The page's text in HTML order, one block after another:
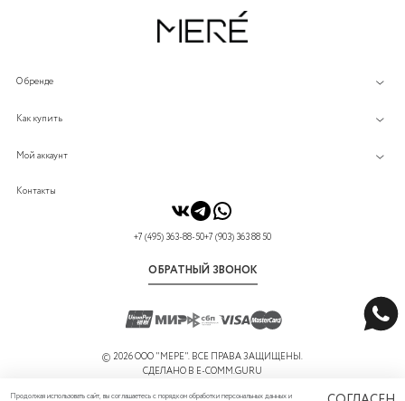
О бренде
Как купить
Мой аккаунт
Контакты
+7 (495) 363-88-50+7 (903) 363 88 50
ОБРАТНЫЙ ЗВОНОК
© 2026 ООО "МЕРЕ". ВСЕ ПРАВА ЗАЩИЩЕНЫ.
СДЕЛАНО В E-COMM.GURU
Продолжая использовать сайт, вы соглашаетесь с порядком обработки персональных данных и